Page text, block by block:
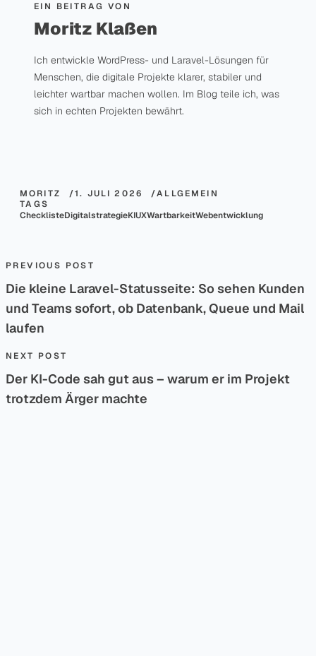
EIN BEITRAG VON
Moritz Klaßen
Ich entwickle WordPress- und Laravel-Lösungen für
Menschen, die digitale Projekte klarer, stabiler und
leichter wartbar machen wollen. Im Blog teile ich, was
sich in echten Projekten bewährt.
MORITZ 1. JULI 2026
ALLGEMEIN
TAGS
ChecklisteDigitalstrategieKIUXWartbarkeitWebentwicklung
Beitragsnavigation
PREVIOUS POST
Die kleine Laravel-Statusseite: So sehen Kunden
und Teams sofort, ob Datenbank, Queue und Mail
laufen
NEXT POST
Der KI-Code sah gut aus – warum er im Projekt
trotzdem Ärger machte